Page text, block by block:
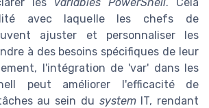
avec laquelle les chefs de
ajuster et personnaliser les
à des besoins spécifiques de leur
l'intégration de 'var' dans les
peut améliorer l'efficacité de
au sein du systemIT, rendant